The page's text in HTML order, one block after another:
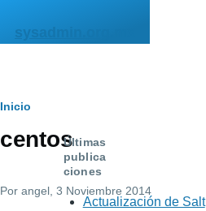
sysadmin.org.mx
Ruta
de
navegación
Inicio
centos
Por angel , 3 Noviembre 2014
Últimas
publica
ciones
Actualización de Salt